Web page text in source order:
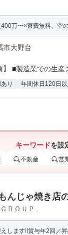
万〜×寮費無料、空
市大野台
■製造業での生産
り 年間休日120日
キーワードを設
不動産 営
んじゃ焼き店
ＲＯＵＰ
します!!賞与年2回／